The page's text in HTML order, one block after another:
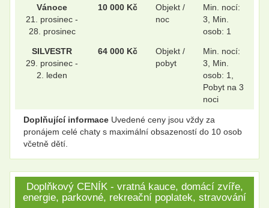
Vánoce
21. prosinec -
28. prosinec
10 000 Kč
Objekt /
noc
Min. nocí:
3, Min.
osob: 1
SILVESTR
29. prosinec -
2. leden
64 000 Kč
Objekt /
pobyt
Min. nocí:
3, Min.
osob: 1,
Pobyt na 3
noci
Doplňující informace Uvedené ceny jsou vždy za
pronájem celé chaty s maximální obsazeností do 10 osob
včetně dětí.
Doplňkový CENÍK - vratná kauce, domácí zvíře,
energie, parkovné, rekreační poplatek, stravování